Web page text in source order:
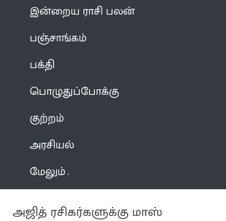
இன்றைய ராசி பலன்
பஞ்சாங்கம்
பக்தி
பொழுதுப்போக்கு
குற்றம்
அரசியல்
மேலும்
அஜித் ரசிகர்களுக்கு மாஸ்